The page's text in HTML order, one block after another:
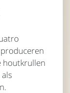
houtkrullen